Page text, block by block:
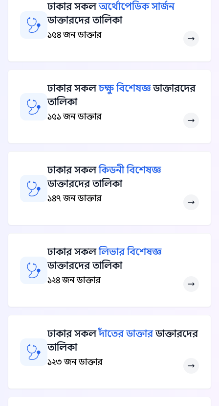
ঢাকার সকলঅর্থোপেডিক সার্জন
ডাক্তারদের তালিকা
১৫৪ জন ডাক্তার
ঢাকার সকলচক্ষু বিশেষজ্ঞডাক্তারদের
তালিকা
১৫১ জন ডাক্তার
ঢাকার সকলকিডনী বিশেষজ্ঞ
ডাক্তারদের তালিকা
১৪৭ জন ডাক্তার
ঢাকার সকললিভার বিশেষজ্ঞ
ডাক্তারদের তালিকা
১২৪ জন ডাক্তার
ঢাকার সকলদাঁতের ডাক্তারডাক্তারদের
তালিকা
১২৩ জন ডাক্তার